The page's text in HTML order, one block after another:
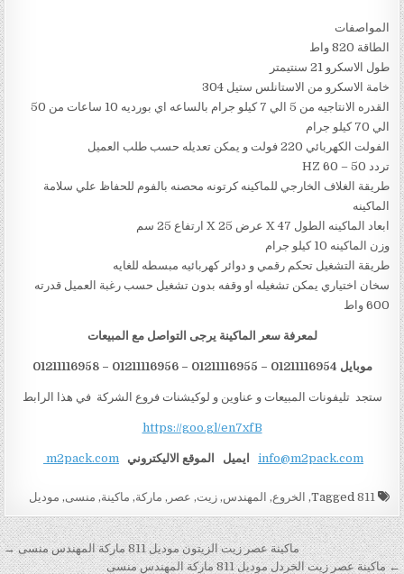
المواصفات
الطاقة 820 واط
طول الاسكرو 21 سنتيمتر
خامة الاسكرو من الاستانلس ستيل 304
القدره الانتاجيه من 5 الي 7 كيلو جرام بالساعه اي بورديه 10 ساعات من 50
الي 70 كيلو جرام
الفولت الكهربائي 220 فولت و يمكن تعديله حسب طلب العميل
تردد 50 – 60 HZ
طريقة الغلاف الخارجي للماكينه كرتونه محصنه بالفوم للحفاظ علي سلامة
الماكينه
ابعاد الماكينه الطول 47 X عرض 25 X ارتفاع 25 سم
وزن الماكينه 10 كيلو جرام
طريقة التشغيل تحكم رقمي و دوائر كهربائيه مبسطه للغايه
سخان اختياري يمكن تشغيله او وقفه بدون تشغيل حسب رغبة العميل قدرته
600 واط
لمعرفة سعر الماكينة يرجى التواصل مع المبيعات
موبايل 01211116954 – 01211116955 – 01211116956 – 01211116958
ستجد تليفونات المبيعات و عناوين و لوكيشنات فروع الشركة في هذا الرابط
https://goo.gl/en7xfB
info@m2pack.com ايميل الموقع الاليكتروني m2pack.com
Tagged
811
, الخروع, المهندس,زيت, عصر , ماركة, ماكينة, منسى, موديل
تصفّح المقالاتماكينة عصر زيت الزيتون موديل 811 ماركة المهندس منسى →
← ماكينة عصر زيت الخردل موديل 811 ماركة المهندس منسى